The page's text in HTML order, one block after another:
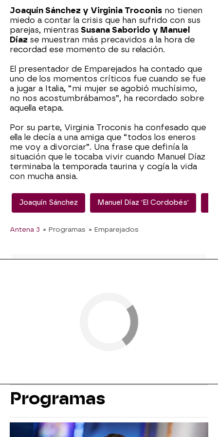
Joaquín Sánchez y Virginia Troconis no tienen
miedo a contar la crisis que han sufrido con sus
parejas, mientras Susana Saborido y Manuel
Díaz se muestran más precavidos a la hora de
recordad ese momento de su relación.
El presentador de Emparejados ha contado que
uno de los momentos críticos fue cuando se fue
a jugar a Italia, “mi mujer se agobió muchísimo,
no nos acostumbrábamos”, ha recordado sobre
aquella etapa.
Por su parte, Virginia Troconis ha confesado que
ella le decía a una amiga que “todos los eneros
me voy a divorciar”. Una frase que definía la
situación que le tocaba vivir cuando Manuel Díaz
terminaba la temporada taurina y cogía la vida
con mucha ansia.
Joaquín Sánchez Manuel Díaz 'El Cordobés'
Antena 3 » Programas » Emparejados
Programas